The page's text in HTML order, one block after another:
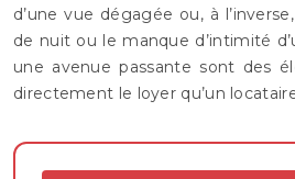
d’une vue dégagée ou, à
de nuit ou le manque d’intimité
une avenue passante sont des
directement le loyer qu’un